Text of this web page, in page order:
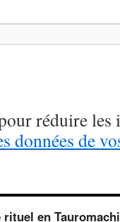
réduire les
données de
rituel en